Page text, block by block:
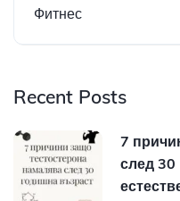
Фитнес
Recent Posts
7
след 30